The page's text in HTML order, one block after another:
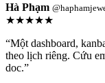
Hà Phạm
★★★★★
“Một dashboard,
theo lịch riêng. Cứu
doc.”